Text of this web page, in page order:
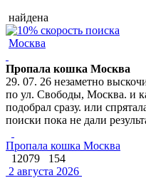
найдена
Москва
Пропала кошка Москва
29. 07. 26 незаметно
по ул. Свободы, Москва. и
подобрал сразу. или
поиски пока не дали
Пропала кошка Москва
12079
154
2 августа 2026